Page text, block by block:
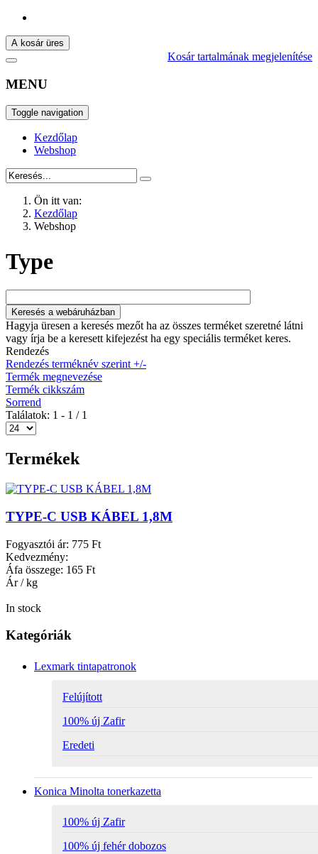
A kosár üres
Kosár tartalmának megjelenítése
MENU
Toggle navigation
Kezdőlap
Webshop
Ön itt van:
Kezdőlap
Webshop
Type
Hagyja üresen a keresés mezőt ha az összes terméket szeretné látni
vagy írja be a keresett kifejezést ha egy speciális terméket keres.
Rendezés
Rendezés terméknév szerint +/-
Termék megnevezése
Termék cikkszám
Sorrend
Találatok: 1 - 1 / 1
Termékek
TYPE-C USB KÁBEL 1,8M
Fogyasztói ár: 775 Ft
Kedvezmény:
Áfa összege: 165 Ft
Ár / kg
In stock
Kategóriák
Lexmark tintapatronok
Felújított
100% új Zafir
Eredeti
Konica Minolta tonerkazetta
100% új Zafir
100% új fehér dobozos